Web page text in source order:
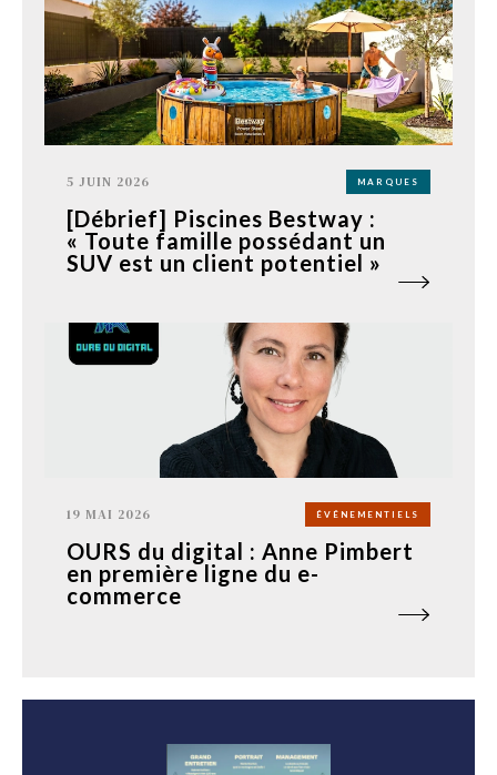
5 JUIN 2026 MARQUES
[Débrief] Piscines Bestway :
« Toute famille possédant un
SUV est un client potentiel »
19 MAI 2026 ÉVÉNEMENTIELS
OURS du digital : Anne Pimbert
en première ligne du e-
commerce